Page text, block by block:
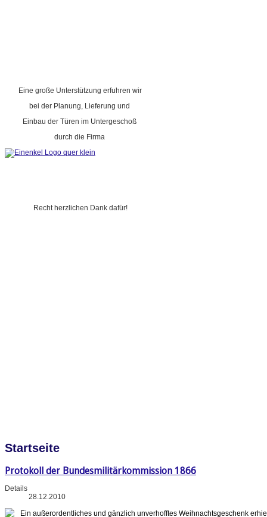
Eine große Unterstützung erfuhren wir
bei der Planung, Lieferung und
Einbau der Türen im Untergeschoß
durch die Firma
Recht herzlichen Dank dafür!
Startseite
Protokoll der Bundesmilitärkommission 1866
Details
28.12.2010
Ein außerordentliches und gänzlich unverhofftes Weihnachtsgeschenk